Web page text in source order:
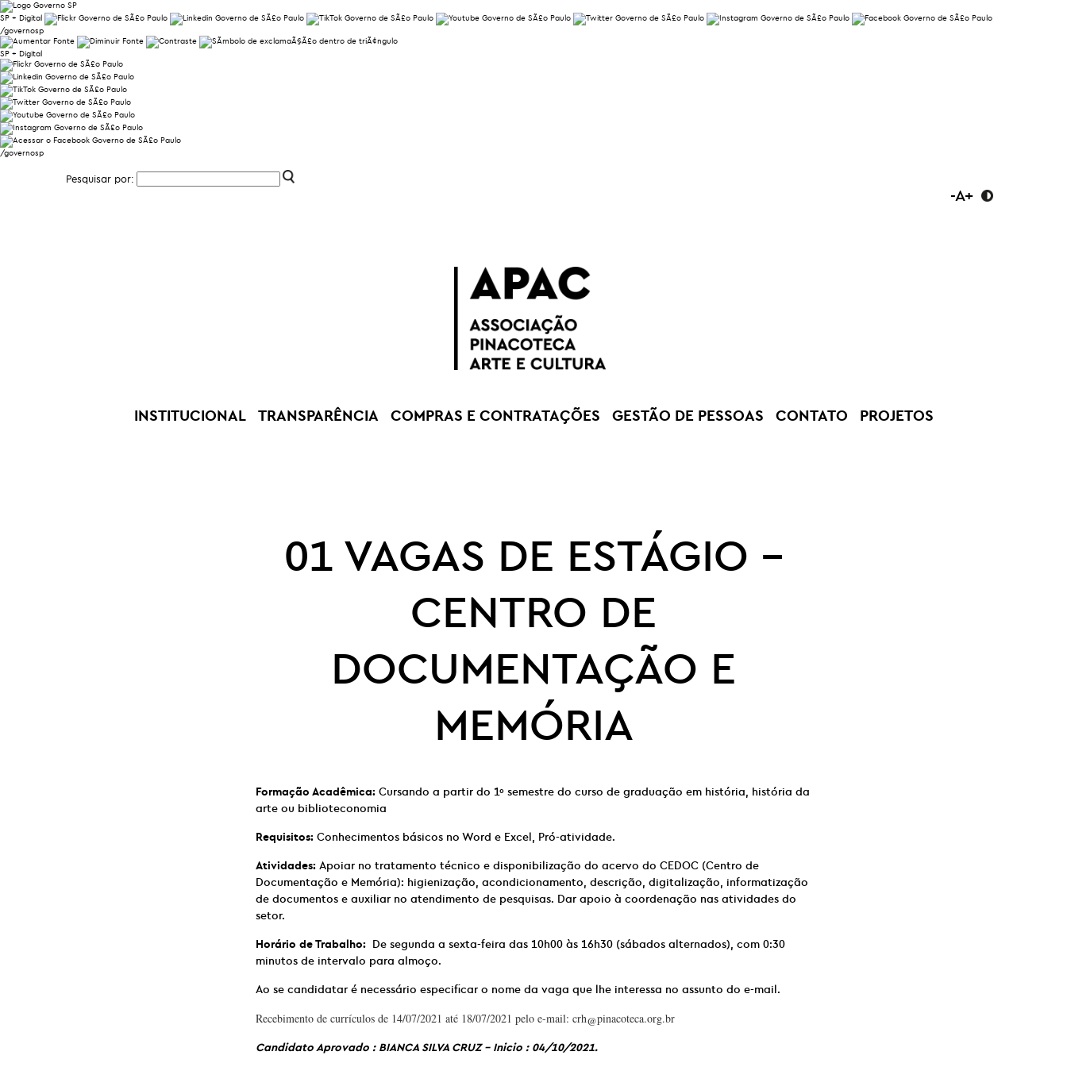
SP + Digital
/governosp
SP + Digital
/governosp
Pesquisar por:
-A+
INSTITUCIONAL TRANSPARÊNCIA COMPRAS E CONTRATAÇÕES GESTÃO DE PESSOAS CONTATO PROJETOS
01 VAGAS DE ESTÁGIO –
CENTRO DE
DOCUMENTAÇÃO E
MEMÓRIA
Formação Acadêmica: Cursando a partir do 1º semestre do curso de graduação em história, história da
arte ou biblioteconomia
Requisitos: Conhecimentos básicos no Word e Excel, Pró-atividade.
Atividades: Apoiar no tratamento técnico e disponibilização do acervo do CEDOC (Centro de
Documentação e Memória): higienização, acondicionamento, descrição, digitalização, informatização
de documentos e auxiliar no atendimento de pesquisas. Dar apoio à coordenação nas atividades do
setor.
Horário de Trabalho: De segunda a sexta-feira das 10h00 às 16h30 (sábados alternados), com 0:30
minutos de intervalo para almoço.
Ao se candidatar é necessário especificar o nome da vaga que lhe interessa no assunto do e-mail.
Recebimento de currículos de 14/07/2021 até 18/07/2021 pelo e-mail: crh@pinacoteca.org.br
Candidato Aprovado : BIANCA SILVA CRUZ – Inicio : 04/10/2021.